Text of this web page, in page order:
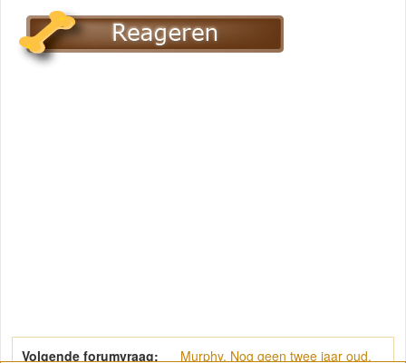
Volgende forumvraag: Murphy. Nog geen twee jaar oud.